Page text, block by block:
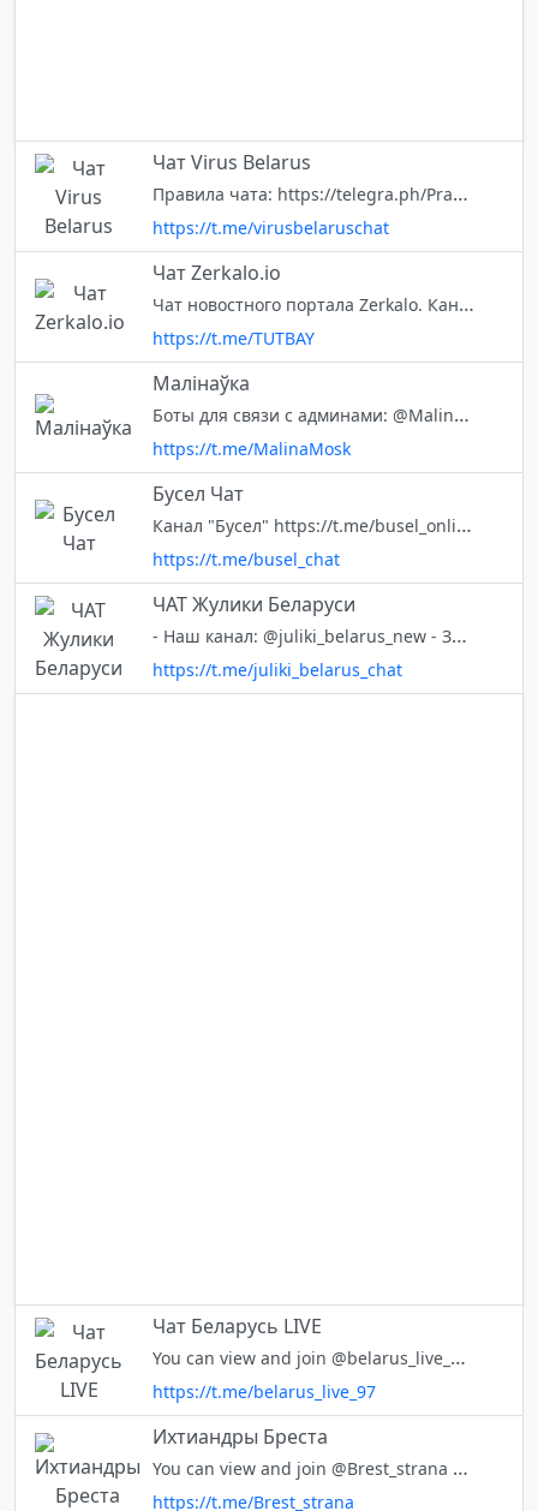
Чат Virus Belarus
Правила чата: https://telegra.ph/Pravila-chata-06-18-3 Чат канала Virus Belarus: https://t.me/joinchat/AAAAAFRTz8jUsSjNBhACMA Предложения и вопросы по чату: @chatsupportquestion_bot
https://t.me/virusbelaruschat
Чат Zerkalo.io
Чат новостного портала Zerkalo. Канал с новостями: @io_Zerkalo
https://t.me/TUTBAY
Малінаўка
Боты для связи с админами: @MalinaChatBot (запасной @MalinovkaChat_Bot) Резервный чат: @MalinaMinsk Дружественный новостной канал: @Malina_digest Информационный канал про нехороших соседей: @MalinaMoskLists Газета "Малиновка"
https://t.me/MalinaMosk
Бусел Чат
Канал "Бусел" https://t.me/busel_online
https://t.me/busel_chat
ЧАТ Жулики Беларуси
- Наш канал: @juliki_belarus_new - Зеркало: @juliki_belarus - Наш БОТ: @juliki_belarus_bot - Наш ЧАТ: @juliki_belarus_chat
https://t.me/juliki_belarus_chat
Чат Беларусь LIVE
You can view and join @belarus_live_97 right away.
https://t.me/belarus_live_97
Ихтиандры Бреста
You can view and join @Brest_strana right away.
https://t.me/Brest_strana